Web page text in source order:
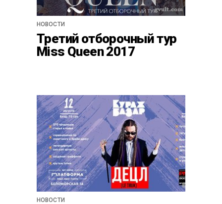
НОВОСТИ
Третий отборочный тур
Miss Queen 2017
НОВОСТИ